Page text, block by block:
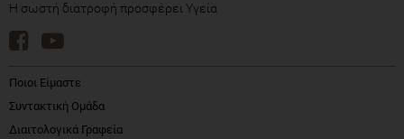
Η σωστή διατροφή προσφέρει Υγεία
Ποιοι Είμαστε
Συντακτική Ομάδα
Διαιτολογικά Γραφεία